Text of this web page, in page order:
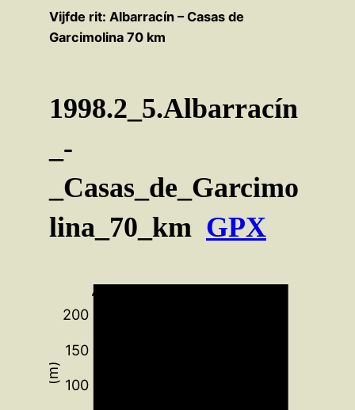
Vijfde rit: Albarracín – Casas de
Garcimolina 70 km
1998.2_5.Albarracín
_-
_Casas_de_Garcimo
lina_70_km GPX
100
150
200
(m)